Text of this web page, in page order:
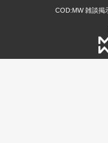
COD:MW 雑談掲